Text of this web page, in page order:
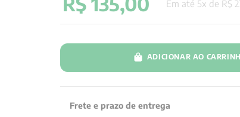
Em até 5x de R$
ADICIONAR AO
Frete e prazo de entrega